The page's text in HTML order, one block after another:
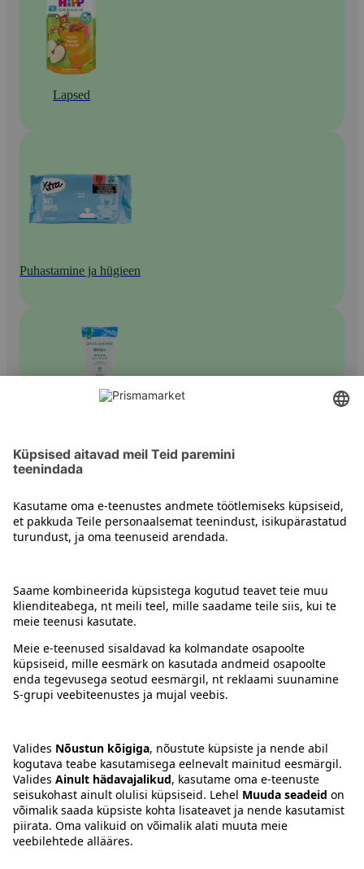
Lapsed
Puhastamine ja hügieen
Beebišampoonid ja -pesugeelid
Juhised
Tingimused
Keel:ETENRU